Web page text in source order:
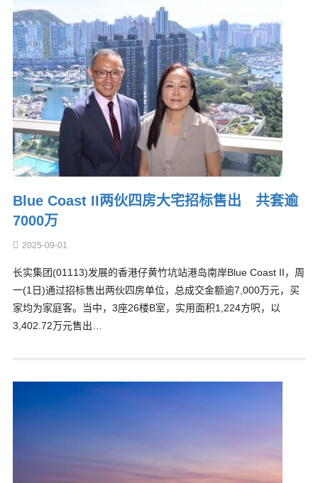
Blue Coast II两伙四房大宅招标售出 共套逾
7000万
2025-09-01
长实集团(01113)发展的香港仔黄竹坑站港岛南岸Blue Coast II，周
一(1日)通过招标售出两伙四房单位，总成交金额逾7,000万元，买
家均为家庭客。当中，3座26楼B室，实用面积1,224方呎，以
3,402.72万元售出…